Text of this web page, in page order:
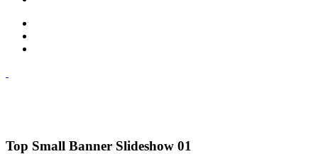
Top Small Banner Slideshow 01